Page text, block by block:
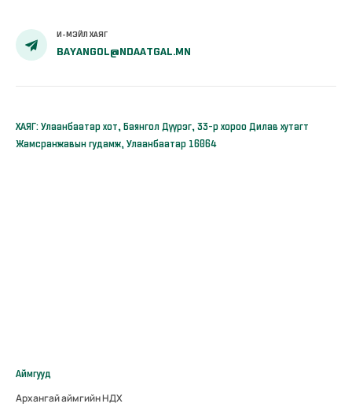
И-МЭЙЛ ХАЯГ
BAYANGOL@NDAATGAL.MN
ХАЯГ: Улаанбаатар хот, Баянгол Дүүрэг, 33-р хороо Дилав хутагт
Жамсранжавын гудамж, Улаанбаатар 16064
Аймгууд
Архангай аймгийн НДХ